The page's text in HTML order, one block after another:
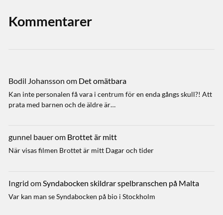
Kommentarer
Bodil Johansson om Det omätbara
Kan inte personalen få vara i centrum för en enda gångs skull?! Att
prata med barnen och de äldre är…
gunnel bauerom Brottet är mitt
När visas filmen Brottet är mitt Dagar och tider
Ingrid omSyndabocken skildrar spelbranschen på Malta
Var kan man se Syndabocken på bio i Stockholm